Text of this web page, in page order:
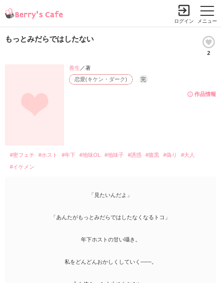
メニュー
ログイン
もっとみだらではしたない
2
作品情報
恋愛(キケン・ダーク) 完
善生 ／著
#密フェチ #ホスト #年下 #地味OL #地味子 #誘惑 #腹黒 #偽り
#大人
#イケメン
「見たいんだよ」
「あんたがもっとみだらではしたなくなるトコ」
年下ホストの甘い囁き。
私をどんどんおかしくしていく――。